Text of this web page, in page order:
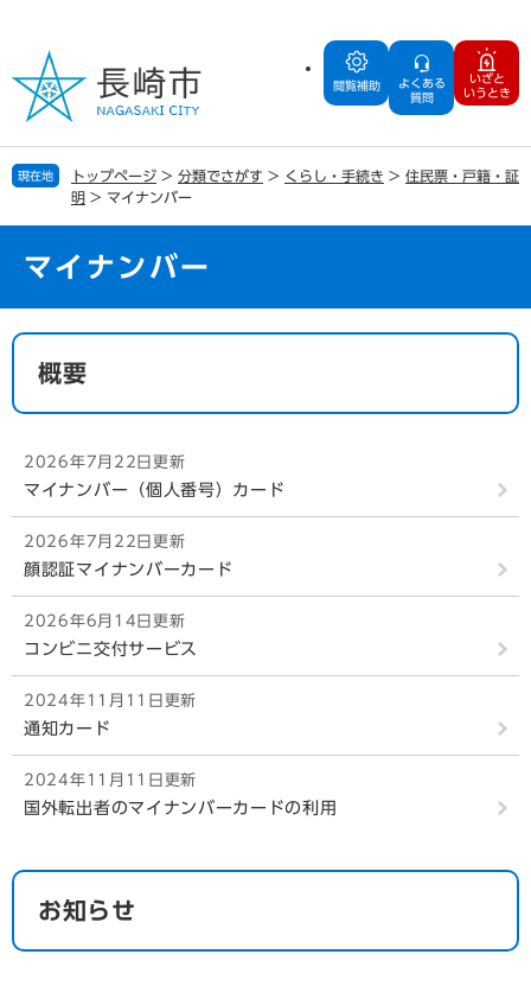
の
で
す
ー
ば
し
閲覧補助
よくある
質問
いざと
いうとき
現在地 トップページ > 分類でさがす > くらし・手続き > 住民票・戸籍・証
明 > マイナンバー
マイナンバー
本
概要
2026年7月22日更新
マイナンバー（個人番号）カード
2026年7月22日更新
顔認証マイナンバーカード
2026年6月14日更新
コンビニ交付サービス
2024年11月11日更新
通知カード
2024年11月11日更新
国外転出者のマイナンバーカードの利用
お知らせ